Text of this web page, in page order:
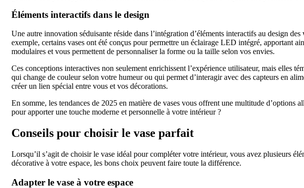
Éléments interactifs dans le design
Une autre innovation séduisante réside dans l’intégration d’éléments interactifs au design
exemple, certains vases ont été conçus pour permettre un éclairage LED intégré, apportant
modulaires et vous permettent de personnaliser la forme ou la taille selon vos envies.
Ces conceptions interactives non seulement enrichissent l’expérience utilisateur, mais elles
qui change de couleur selon votre humeur ou qui permet d’interagir avec des capteurs en
créer un lien spécial entre vous et vos décorations.
En somme, les tendances de 2025 en matière de vases vous offrent une multitude
pour apporter une touche moderne et personnelle à votre intérieur ?
Conseils pour choisir le vase parfait
Lorsqu’il s’agit de choisir le vase idéal pour compléter votre intérieur, vous avez plusieurs
décorative à votre espace, les bons choix peuvent faire toute la différence.
Adapter le vase à votre espace